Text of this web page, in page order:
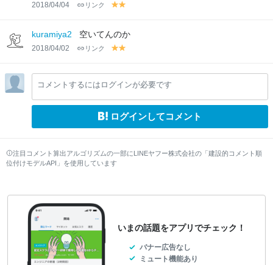
2018/04/04 リンク
y
lo
w
lo
w
kuramiya2 空いてんのか
2018/04/02 リンク
y
lo
w
lo
w
コメントするにはログインが必要です
ログインしてコメント
注目コメント算出アルゴリズムの一部にLINEヤフー株式会社の「建設的コメント順
位付けモデルAPI」を使用しています
いまの話題をアプリでチェック！
バナー広告なし
ミュート機能あり